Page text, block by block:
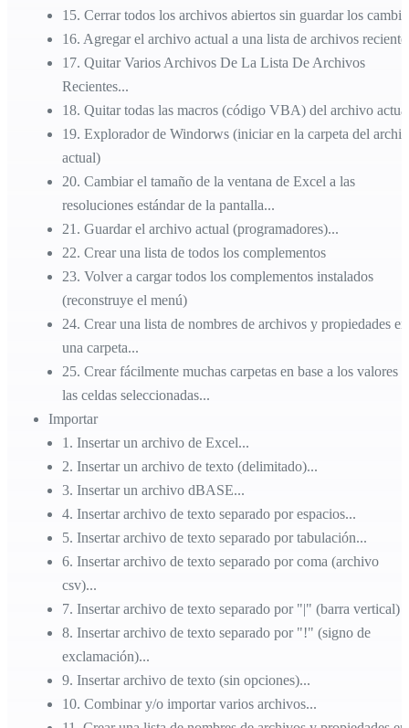
15. Cerrar todos los archivos abiertos sin guardar los
16. Agregar el archivo actual a una lista de archivos
17. Quitar Varios Archivos De La Lista De Archivos
Recientes...
18. Quitar todas las macros (código VBA) del archivo
19. Explorador de Windorws (iniciar en la carpeta del
actual)
20. Cambiar el tamaño de la ventana de Excel a las
resoluciones estándar de la pantalla...
21 . Guardar el archivo actual (programadores)...
22. Crear una lista de todos los complementos
23. Volver a cargar todos los complementos instalados
(reconstruye el menú)
24. Crear una lista de nombres de archivos y propiedades en
una carpeta...
25. Crear fácilmente muchas carpetas en base a los valores
las celdas seleccionadas...
Importar
1 . Insertar un archivo de Excel...
2. Insertar un archivo de texto (delimitado)...
3. Insertar un archivo dBASE...
4. Insertar archivo de texto separado por espacios...
5. Insertar archivo de texto separado por tabulación...
6. Insertar archivo de texto separado por coma (archivo
csv)...
7. Insertar archivo de texto separado por "|" (barra vertical)
8. Insertar archivo de texto separado por "!" (signo de
exclamación)...
9. Insertar archivo de texto (sin opciones)...
10. Combinar y/o importar varios archivos...